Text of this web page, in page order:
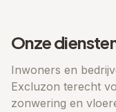
Onze
Inwoners en
Excluzon terecht
zonwering en